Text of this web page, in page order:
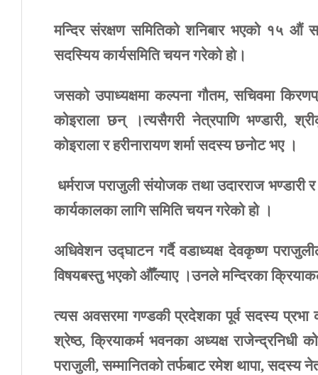
मन्दिर संरक्षण समितिको शनिबार भएको १५ औं
सदस्यिय कार्यसमिति चयन गरेको हो।
जसको उपाध्यक्षमा कल्पना गौतम,सचिवमा
कोइराला छन् ।त्यसैगरी नेत्रपाणि भण्डारी,
कोइराला र हरीनारायण शर्मा सदस्य छनोट भए ।
धर्मराज पराजुली संयोजक तथा उदारराज भण्डारी र
कार्यकालका लागि समिति चयन गरेको हो ।
अधिवेशन उद्घाटन गर्दै वडाध्यक्ष देवकृष्ण
विषयबस्तु भएको औँल्याए ।उनले मन्दिरका
त्यस अवसरमा गण्डकी प्रदेशका पूर्व सदस्य प्रभा
श्रेष्ठ,क्रियाकर्म भवनका अध्यक्ष राजेन्द्रनिधी
पराजुली,सम्मानितको तर्फबाट रमेश थापा,सदस्य